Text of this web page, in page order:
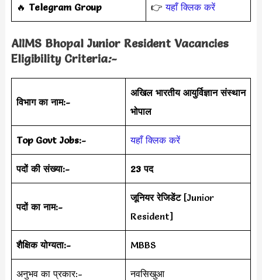
‎️‍🔥 Telegram Group 👉यहाँ क्लिक करें
AIIMS Bhopal Junior Resident Vacancies
Eligibility Criteria:-
विभाग का नाम:-
अखिल भारतीय आयुर्विज्ञान संस्थान
भोपाल
Top Govt Jobs:- यहाँ क्लिक करें
पदों की संख्या:- 23 पद
पदों का नाम:-
जूनियर रेजिडेंट[Junior
Resident]
शैक्षिक योग्यता:- MBBS
अनुभव का प्रकार:- नवसिखुआ